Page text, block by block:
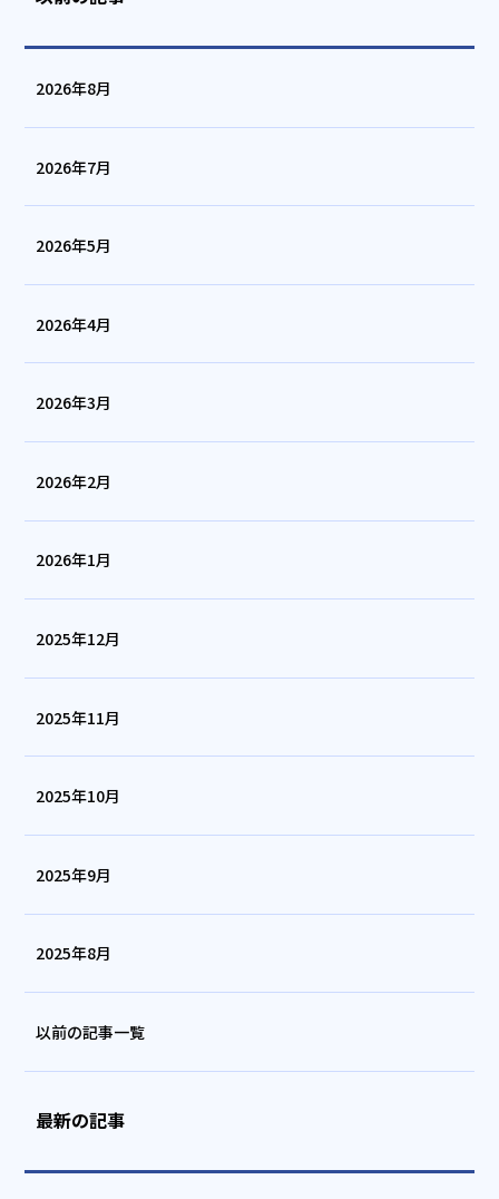
2026年8月
2026年7月
2026年5月
2026年4月
2026年3月
2026年2月
2026年1月
2025年12月
2025年11月
2025年10月
2025年9月
2025年8月
以前の記事一覧
最新の記事